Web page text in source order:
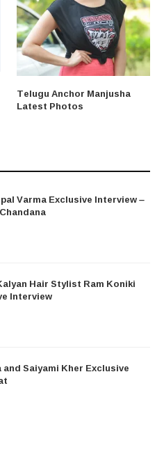
Telugu Anchor Manjusha
Latest Photos
Varma Exclusive Interview –
Hair Stylist Ram Koniki
Interview
and Saiyami Kher Exclusive